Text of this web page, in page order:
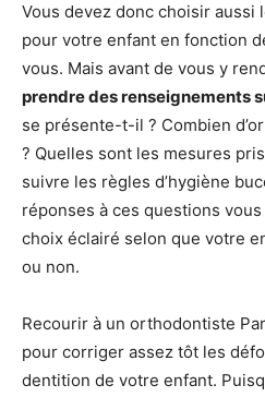
Vous devez donc choisir aussi
pour votre enfant en fonction
vous. Mais avant de vous y
prendre des renseignements
se présente-t-il ? Combien
? Quelles sont les mesures
suivre les règles d’hygiène
réponses à ces questions
choix éclairé selon que votre
ou non.
Recourir à un orthodontiste
pour corriger assez tôt les
dentition de votre enfant.